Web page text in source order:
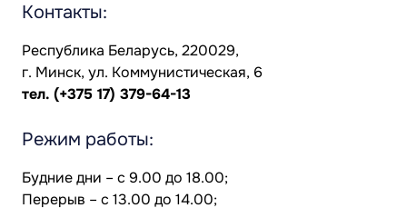
Контакты:
Республика Беларусь, 220029,
г. Минск, ул. Коммунистическая, 6
тел. (+375 17) 379-64-13
Режим работы:
Будние дни – с 9.00 до 18.00;
Перерыв – с 13.00 до 14.00;